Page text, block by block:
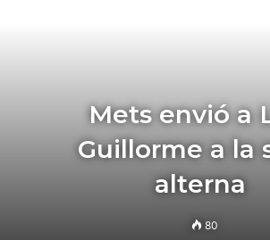
Mets envió a
Guillorme a la
alterna
80